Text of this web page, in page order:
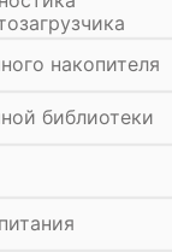
накопителя
библиотеки